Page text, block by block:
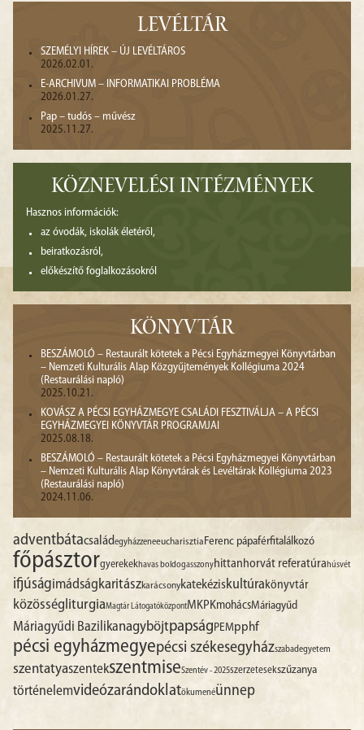
LEVÉLTÁR
SZEMÉLYI HÍREK – ÚJ LEVÉLTÁROS
2026.02.01.
E-ARCHIVUM – INFORMATIKAI PROBLÉMA
2026.01.27.
Pap – tudós – művész
2025.11.27.
KÖZNEVELÉSI INTÉZMÉNYEK
Hasznos információk:
az óvodák, iskolák életéről,
beiratkozásról,
előkészítő foglalkozásokról
KÖNYVTÁR
BESZÁMOLÓ – Restaurált kötetek a Pécsi Egyházmegyei Könyvtárban
– Nemzeti Kulturális Alap Közgyűjtemények Kollégiuma 2024
(Restaurálási napló)
2025.10.21.
KOVÁSZ A PÉCSI EGYHÁZMEGYE CSALÁDI FESZTIVÁLJA – A PÉCSI
EGYHÁZMEGYEI KÖNYVTÁR PROGRAMJAI
2025.08.18.
BESZÁMOLÓ – Restaurált kötetek a Pécsi Egyházmegyei Könyvtárban
– Nemzeti Kulturális Alap Könyvtárak és Levéltárak Kollégiuma 2023
(Restaurálási napló)
2024.11.06.
adventbátacsaládegyházzeneeucharisztiaFerenc pápaférfitalálkozó
főpásztorgyerekekhavas boldogasszonyhittanhorvát referatúrahúsvét
ifjúságimádságkaritászkarácsonykatekéziskultúrakönyvtár
közösségliturgiaMagtár LátogatóközpontMKPKmohácsMáriagyűd
Máriagyűdi BazilikanagyböjtpapságPEMpphf
pécsi egyházmegyepécsi székesegyházszabadegyetem
szentatyaszentekszentmiseSzentév - 2025szerzetesekszűzanya
történelemvideózarándoklatökumenéünnep